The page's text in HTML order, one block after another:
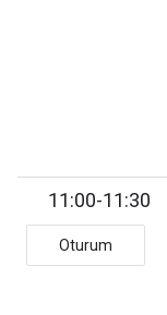
11:00-11:30
Oturum